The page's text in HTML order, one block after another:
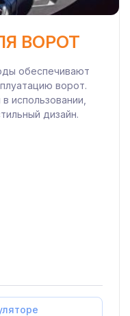
ВОРОТ
обеспечивают
ворот.
использовании,
дизайн.